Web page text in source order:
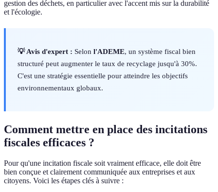
gestion des déchets, en particulier avec l'accent mis sur la durabilité
et l'écologie.
💡 Avis d'expert : Selon l'ADEME, un système fiscal bien
structuré peut augmenter le taux de recyclage jusqu'à 30%.
C'est une stratégie essentielle pour atteindre les objectifs
environnementaux globaux.
Comment mettre en place des incitations
fiscales efficaces ?
Pour qu'une incitation fiscale soit vraiment efficace, elle doit être
bien conçue et clairement communiquée aux entreprises et aux
citoyens. Voici les étapes clés à suivre :